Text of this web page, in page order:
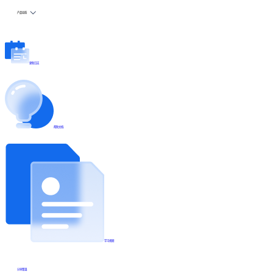
产品动态
更新日志
帮助文档
学习视频
分享集锦